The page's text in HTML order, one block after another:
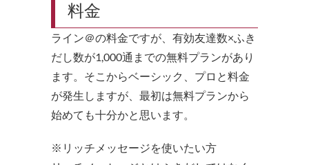
料金
ライン＠の料金ですが、有効友達数×ふき
だし数が1,000通までの無料プランがあり
ます。そこからベーシック、プロと料金
が発生しますが、最初は無料プランから
始めても十分かと思います。
※リッチメッセージを使いたい方